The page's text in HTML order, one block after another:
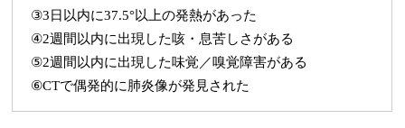
③3日以内に37.5°以上の発熱があった
④2週間以内に出現した咳・息苦しさがある
⑤2週間以内に出現した味覚／嗅覚障害がある
⑥CTで偶発的に肺炎像が発見された